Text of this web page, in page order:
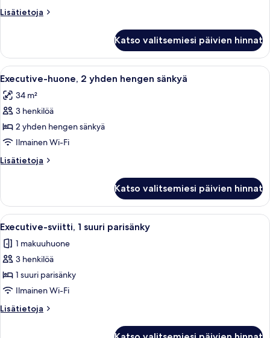
sänkyä
Lisätietoja
Lisätietoja
2
yhden
hengen
Katso valitsemiesi päivien hinnat
Avaa
kaikki
huonetyypin
Executive-
huone,
2
yhden
hengen
kuvat
Hotellihuone, jossa on kaksi
4
Executive-huone, 2 yhden hengen sänkyä
34 m²
3 henkilöä
2 yhden hengen sänkyä
Ilmainen Wi-Fi
Lisätietoja
Lisätietoja
2
yhden
hengen
Katso valitsemiesi päivien hinnat
Avaa
kaikki
huonetyypin
Executive-
sviitti,
1
suuri
parisänky
Hotellihuone, jossa on suuri sänky,
2
Executive-sviitti, 1 suuri parisänky
1 makuuhuone
3 henkilöä
1 suuri parisänky
Ilmainen Wi-Fi
Lisätietoja
Lisätietoja